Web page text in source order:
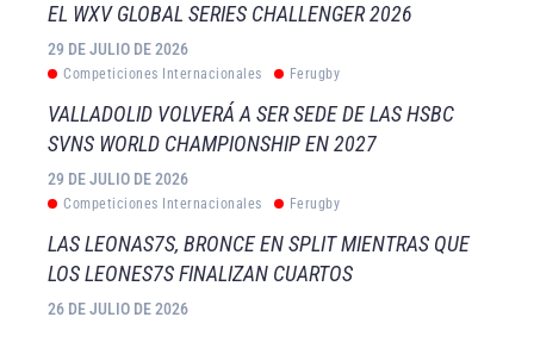
EL WXV GLOBAL SERIES CHALLENGER 2026
29 DE JULIO DE 2026
Competiciones Internacionales Ferugby
VALLADOLID VOLVERÁ A SER SEDE DE LAS HSBC
SVNS WORLD CHAMPIONSHIP EN 2027
29 DE JULIO DE 2026
Competiciones Internacionales Ferugby
LAS LEONAS7S, BRONCE EN SPLIT MIENTRAS QUE
LOS LEONES7S FINALIZAN CUARTOS
26 DE JULIO DE 2026